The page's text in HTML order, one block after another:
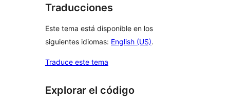
Traducciones
Este tema está disponible en los
siguientes idiomas: English (US).
Traduce este tema
Explorar el código